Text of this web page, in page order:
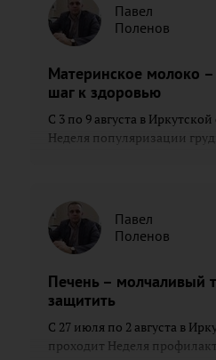
Павел
Поленов
Материнское молоко
шаг к здоровью
С 3 по 9 августа в
Неделя популяризации
Павел
Поленов
Печень – молчаливый
защитить
С 27 июля по 2 августа в
проходит Неделя